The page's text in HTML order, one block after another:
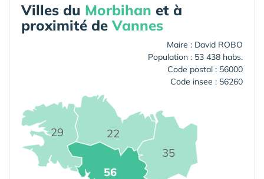
Villes du Morbihan et à
proximité deVannes
Maire : David ROBO
Population : 53 438 habs.
Code postal : 56000
Code insee : 56260
22
29
35
56